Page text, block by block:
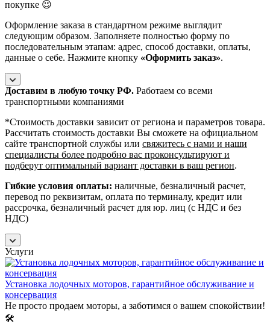
покупке 😉
Оформление заказа в стандартном режиме выглядит
следующим образом. Заполняете полностью форму по
последовательным этапам: адрес, способ доставки, оплаты,
данные о себе. Нажмите кнопку «Оформить заказ».
Доставим в любую точку РФ. Работаем со всеми
транспортными компаниями
*Cтоимость доставки зависит от региона и параметров товара.
Рассчитать стоимость доставки Вы сможете на официальном
сайте транспортной службы или свяжитесь с нами и наши
специалисты более подробно вас проконсультируют и
подберут оптимальный вариант доставки в ваш регион.
Гибкие условия оплаты: наличные, безналичный расчет,
перевод по реквизитам, оплата по терминалу, кредит или
рассрочка, безналичный расчет для юр. лиц (с НДС и без
НДС)
Услуги
Установка лодочных моторов, гарантийное обслуживание и
консервация
Не просто продаем моторы, а заботимся о вашем спокойствии!
🛠️